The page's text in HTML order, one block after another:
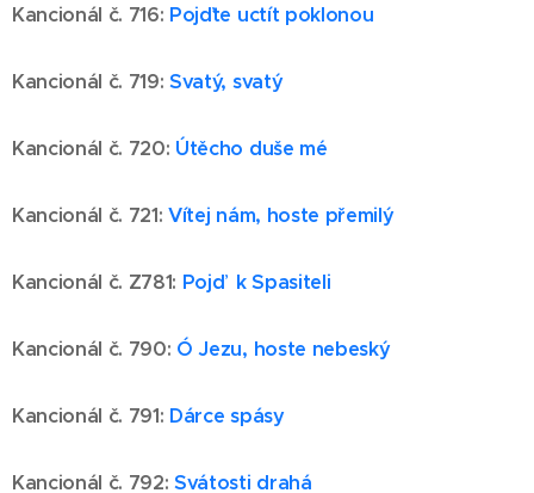
Kancionál č. 716: Pojďte uctít poklonou
Kancionál č. 719:Svatý, svatý
Kancionál č. 720: Útěcho duše mé
Kancionál č. 721:Vítej nám, hoste přemilý
Kancionál č. Z781: Pojď k Spasiteli
Kancionál č. 790: Ó Jezu, hoste nebeský
Kancionál č. 791: Dárce spásy
Kancionál č. 792:Svátosti drahá